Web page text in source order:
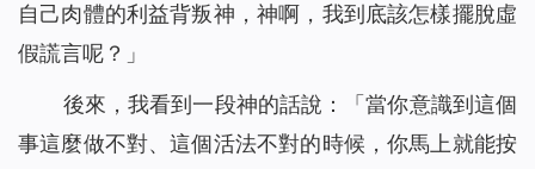
自己肉體的利益背叛神，神啊，我到底該怎樣擺脫虛
假謊言呢？」
後來，我看到一段神的話說：「當你意識到這個
事這麼做不對、這個活法不對的時候，你馬上就能按